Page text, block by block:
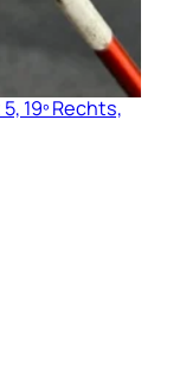
19º Rechts,